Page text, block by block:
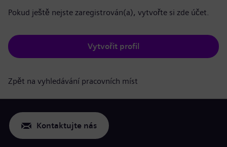
Pokud ještě nejste zaregistrován(a), vytvořte si zde účet.
Vytvořit profil
Zpět na vyhledávání pracovních míst
Kontaktujte nás